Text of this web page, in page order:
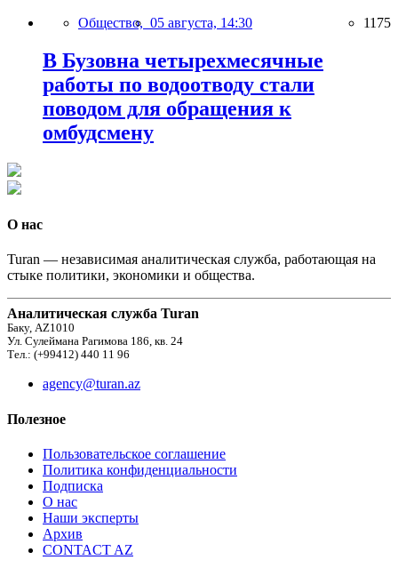
Общество, 05 августа, 14:30 1175
В Бузовна четырехмесячные
работы по водоотводу стали
поводом для обращения к
омбудсмену
О нас
Turan — независимая аналитическая служба, работающая на
стыке политики, экономики и общества.
Аналитическая служба Turan
Баку, AZ1010
Ул. Сулеймана Рагимова 186, кв. 24
Тел.: (+99412) 440 11 96
agency@turan.az
Полезное
Пользовательское соглашение
Политика конфиденциальности
Подписка
О нас
Наши эксперты
Архив
CONTACT AZ